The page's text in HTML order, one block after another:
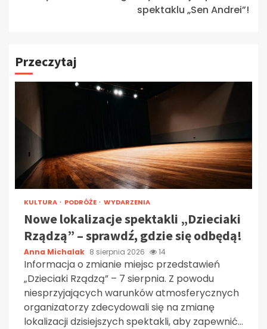
spektaklu „Sen Andrei”!
Przeczytaj
KULTURA PODRÓŻE WYDARZENIA
Nowe lokalizacje spektakli „Dzieciaki
Rządzą” – sprawdź, gdzie się odbędą!
Anna Michalak 8 sierpnia 2026 14
Informacja o zmianie miejsc przedstawień
„Dzieciaki Rządzą” – 7 sierpnia. Z powodu
niesprzyjających warunków atmosferycznych
organizatorzy zdecydowali się na zmianę
lokalizacji dzisiejszych spektakli, aby zapewnić...